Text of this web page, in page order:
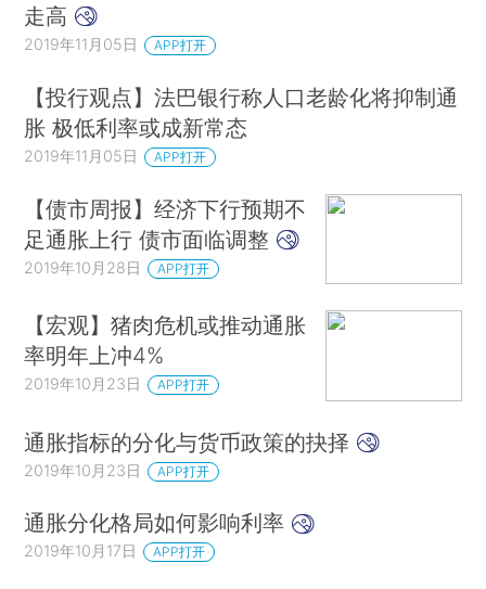
走高
2019年11月05日 APP打开
【投行观点】法巴银行称人口老龄化将抑制通
胀 极低利率或成新常态
2019年11月05日 APP打开
【债市周报】经济下行预期不
足通胀上行 债市面临调整
2019年10月28日 APP打开
【宏观】猪肉危机或推动通胀
率明年上冲4%
2019年10月23日 APP打开
通胀指标的分化与货币政策的抉择
2019年10月23日 APP打开
通胀分化格局如何影响利率
2019年10月17日 APP打开